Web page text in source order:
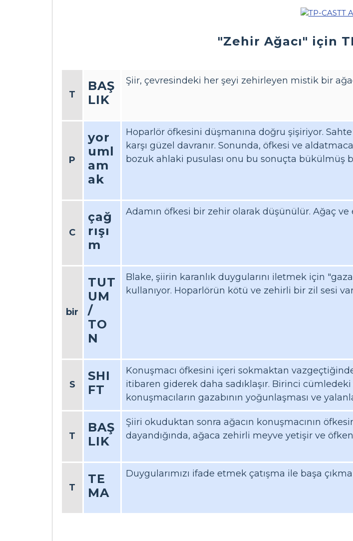
"Zehir Ağacı" için
T
BAŞ
LIK
Şiir, çevresindeki her şeyi zehirleyen mistik bir
P
yor
uml
am
ak
Hoparlör öfkesini düşmanına doğru şişiriyor.
karşı güzel davranır. Sonunda, öfkesi ve
bozuk ahlaki pusulası onu bu sonuçta bükülmüş
C
çağ
rışı
m
Adamın öfkesi bir zehir olarak düşünülür. Ağaç
bir
TUT
UM
/
TO
N
Blake, şiirin karanlık duygularını iletmek için
kullanıyor. Hoparlörün kötü ve zehirli bir zil sesi
S
SHI
FT
Konuşmacı öfkesini içeri sokmaktan
itibaren giderek daha sadıklaşır. Birinci
konuşmacıların gazabının yoğunlaşması ve
T
BAŞ
LIK
Şiiri okuduktan sonra ağacın konuşmacının
dayandığında, ağaca zehirli meyve yetişir ve
T
TE
MA
Duygularımızı ifade etmek çatışma ile başa